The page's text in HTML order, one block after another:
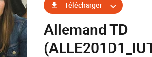
Télécharger
Allemand TD